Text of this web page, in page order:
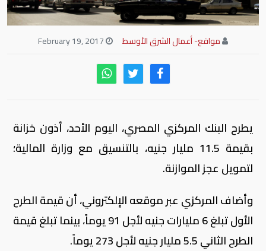
مواقع- أعمال الشرق الأوسط
يطرح البنك المركزي المصري، اليوم الأحد، أذون خزانة
بقيمة 11.5 مليار جنيه، بالتنسيق مع وزارة المالية؛
لتمويل عجز الموازنة.
وأضاف المركزي عبر موقعه الإلكتروني، أن قيمة الطرح
الأول تبلغ 6 مليارات جنيه لأجل 91 يوماً، بينما تبلغ قيمة
الطرح الثاني 5.5 مليار جنيه لأجل 273 يوماً.